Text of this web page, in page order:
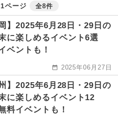
ページ 全8件
岡】2025年6月28日・29日の
に楽しめるイベント6選
ベントも！
2025年06月27日
州】2025年6月28日・29日の
に楽しめるイベント12
イベントも！